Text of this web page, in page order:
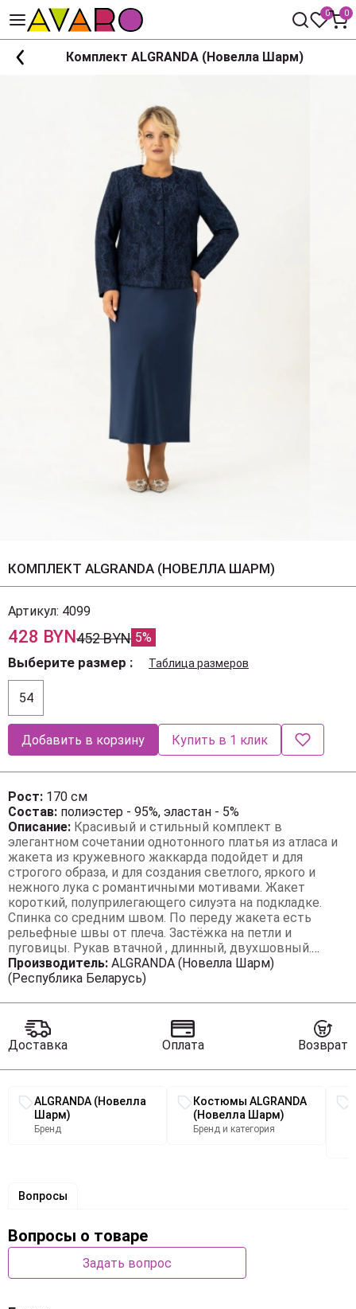
0 0
Комплект ALGRANDA (Новелла Шарм)
КОМПЛЕКТ ALGRANDA (НОВЕЛЛА ШАРМ)
Артикул: 4099
428 BYN452 BYN 5%
Выберите размер Таблица размеров
54
Добавить в корзину Купить в 1 клик
Рост: 170 см
Состав: полиэстер - 95%, эластан - 5%
Описание: Красивый и стильный комплект в
элегантном сочетании однотонного платья из атласа и
жакета из кружевного жаккарда подойдет и для
строгого образа, и для создания светлого, яркого и
нежного лука с романтичными мотивами. Жакет
короткий, полуприлегающего силуэта на подкладке.
Спинка со средним швом. По переду жакета есть
рельефные швы от плеча. Застёжка на петли и
пуговицы. Рукав втачной , длинный, двухшовный.
Горловина круглая, смотрится очень актуально и
эффектно в сочетании с накладными карманами. Этот
создать много шикарных образов. Второй элемент
комплекта — платье из струящегося атласа, кроенное
по косой, что обеспечивает красивую посадку и мягкое
облегание по фигуре. Углубленная горловина добавляет
лёгкой чувственности, а нагрудные вытачки от
стильного наряда станет замечательным дополнением
вашего гардероба для особых случаев, обеспечивая
вам стиль и комфорт.
Производитель: ALGRANDA (Новелла Шарм)
(Республика Беларусь)
Доставка Оплата Возврат
Связанные разделы каталога
ALGRANDA (Новелла
Шарм)
Бренд
Костюмы ALGRANDA
(Новелла Шарм)
Бренд и категория
Вопросы
Вопросы о товаре
Задать вопрос